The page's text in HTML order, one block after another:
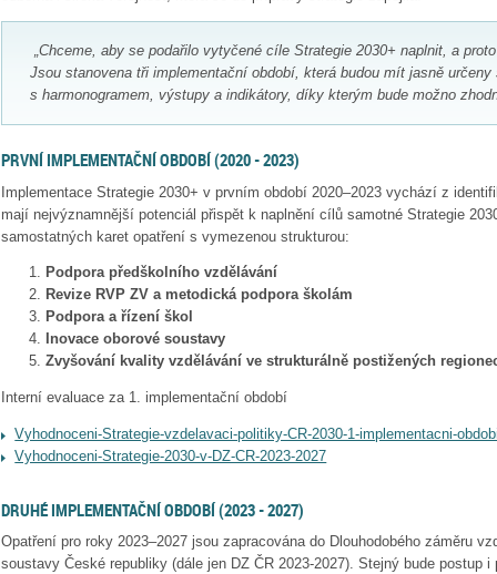
„Chceme, aby se podařilo vytyčené cíle Strategie 2030+ naplnit, a
Jsou stanovena tři implementační období, která budou mít jasně
s harmonogramem, výstupy a indikátory, díky kterým bude možno
PRVNÍ IMPLEMENTAČNÍ OBDOBÍ (2020 - 2023)
Implementace Strategie 2030+ v prvním období 2020–2023 vychází z
mají nejvýznamnější potenciál přispět k naplnění cílů samotné Strategie
samostatných karet opatření s vymezenou strukturou:
Podpora předškolního vzdělávání
Revize RVP ZV a metodická podpora školám
Podpora a řízení škol
Inovace oborové soustavy
Zvyšování kvality vzdělávání ve strukturálně postižených
Interní evaluace za 1. implementační období
Vyhodnoceni-Strategie-vzdelavaci-politiky-CR-2030-1-implementacni-
Vyhodnoceni-Strategie-2030-v-DZ-CR-2023-2027
DRUHÉ IMPLEMENTAČNÍ OBDOBÍ (2023 - 2027)
Opatření pro roky 2023–2027 jsou zapracována do Dlouhodobého záměru
soustavy České republiky (dále jen DZ ČR 2023-2027). Stejný bude postup